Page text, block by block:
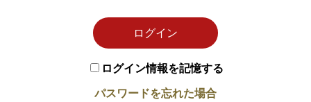
ログイン
ログイン情報を記憶する
パスワードを忘れた場合